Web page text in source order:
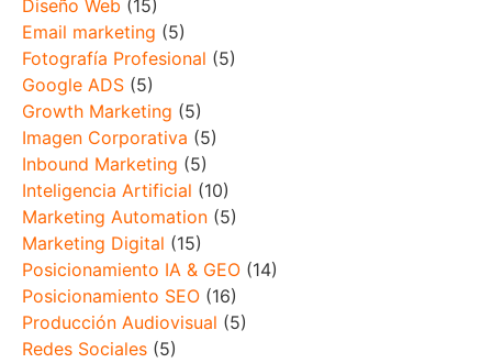
Diseño Web (15)
Email marketing (5)
Fotografía Profesional (5)
Google ADS (5)
Growth Marketing (5)
Imagen Corporativa (5)
Inbound Marketing (5)
Inteligencia Artificial (10)
Marketing Automation (5)
Marketing Digital (15)
Posicionamiento IA & GEO (14)
Posicionamiento SEO (16)
Producción Audiovisual (5)
Redes Sociales (5)